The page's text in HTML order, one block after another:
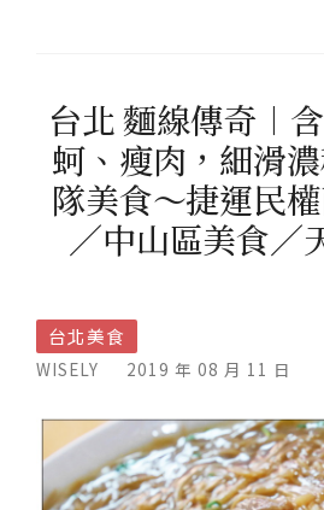
台北 麵線傳奇︱
蚵、瘦肉，細滑
隊美食～捷運民
／中山區美食／
台北美食
WISELY 2019 年 08 月 11 日